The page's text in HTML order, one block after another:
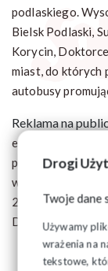
Drogi
Twoje dane
Używamy
wrażenia na
tekstowe,
podlaskiego.
Bielsk Podlaski,
Korycin,
miast, do których
autobusy
Reklama na
elementów
projektu
wspartego przez
2009-2014 w
Dialogu